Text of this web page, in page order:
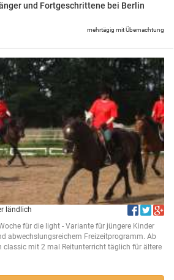
und Fortgeschrittene bei Berlin
mehrtägig mit Übernachtung
ländlich
für die light - Variante für jüngere Kinder
abwechslungsreichem Freizeitprogramm. Ab
classic mit 2 mal Reitunterricht täglich für ältere